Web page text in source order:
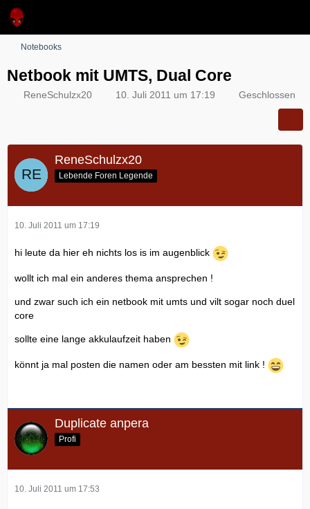
Notebooks
Netbook mit UMTS, Dual Core
ReneSchulzx20 10. Juli 2011 um 17:19 Geschlossen
ReneSchulzx20
Lebende Foren Legende
10. Juli 2011 um 17:19
hi leute da hier eh nichts los is im augenblick
wollt ich mal ein anderes thema ansprechen !
und zwar such ich ein netbook mit umts und vilt sogar noch duel
core
sollte eine lange akkulaufzeit haben
könnt ja mal posten die namen oder am bessten mit link !
Duplicate anpera
Profi
10. Juli 2011 um 17:53